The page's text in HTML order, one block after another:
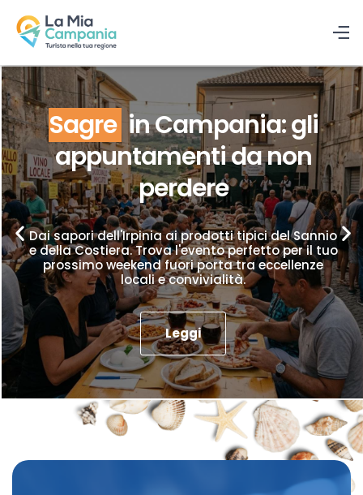
Sagre in Campania: gli
appuntamenti da non
perdere
Dai sapori dell'Irpinia ai prodotti tipici del Sannio
e della Costiera. Trova l'evento perfetto per il tuo
prossimo weekend fuori porta tra eccellenze
locali e convivialità.
Leggi